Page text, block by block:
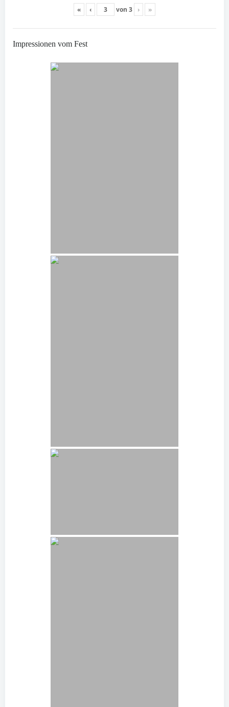
« ‹ von 3 › »
Impressionen vom Fest